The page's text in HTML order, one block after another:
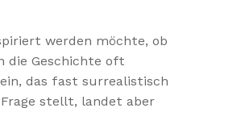
werden möchte, ob
die Geschichte oft
das fast surrealistisch
stellt, landet aber